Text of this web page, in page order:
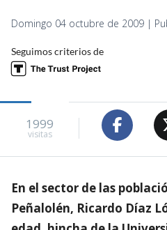
Domingo 04 octubre de 2009 |
Seguimos criterios de
1999
visitas
En el sector de las
Peñalolén, Ricardo Díaz